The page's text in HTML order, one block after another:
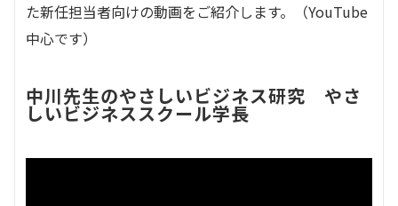
た新任担当者向けの動画をご紹介します。（YouTube
中心です）
中川先生のやさしいビジネス研究 やさ
しいビジネススクール学長